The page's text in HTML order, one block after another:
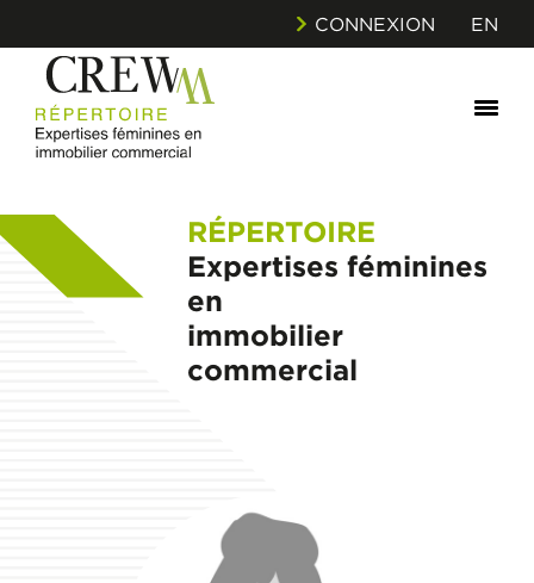
CONNEXION EN
RÉPERTOIRE
Expertises féminines
en
immobilier
commercial